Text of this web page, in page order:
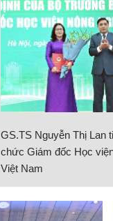
GS.TS Nguyễn Thị Lan
chức Giám đốc Học
Việt Nam